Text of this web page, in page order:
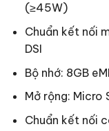
(≥45W)
Chuẩn kết nối
DSI
Bộ nhớ: 8GB
Mở rộng: Micro
Chuẩn kết nối